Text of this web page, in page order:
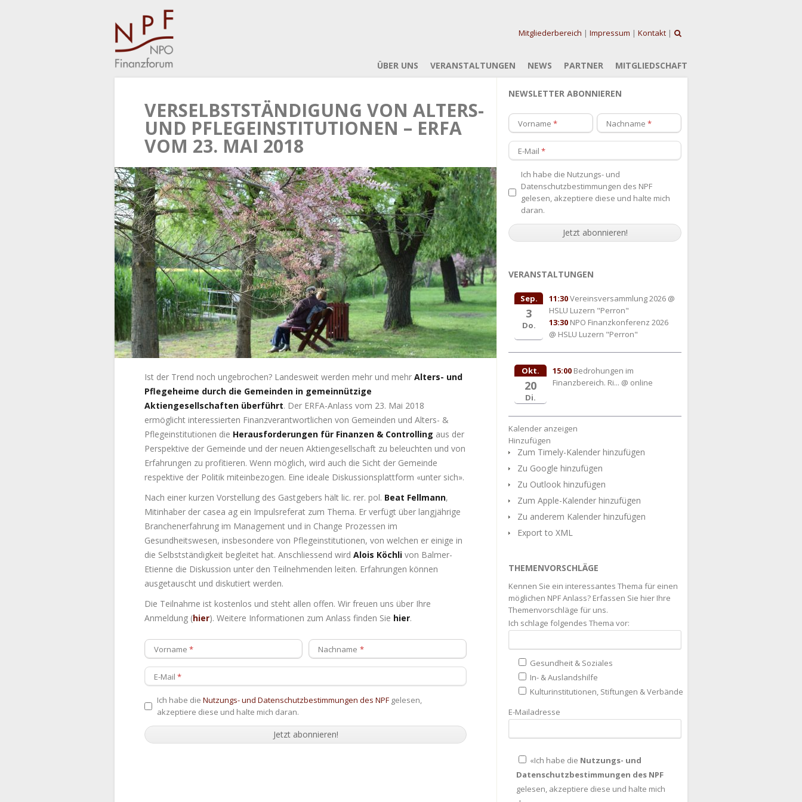
Mitgliederbereich | Impressum | Kontakt |
ÜBER UNS VERANSTALTUNGEN NEWS PARTNER MITGLIEDSCHAFT
VERSELBSTSTÄNDIGUNG VON ALTERS-
UND PFLEGEINSTITUTIONEN – ERFA
VOM 23. MAI 2018
Ist der Trend noch ungebrochen? Landesweit werden mehr und mehr Alters- und
Pflegeheime durch die Gemeinden in gemeinnützige
Aktiengesellschaften überführt. Der ERFA-Anlass vom 23. Mai 2018
ermöglicht interessierten Finanzverantwortlichen von Gemeinden und Alters- &
Pflegeinstitutionen die Herausforderungen für Finanzen & Controlling aus der
Perspektive der Gemeinde und der neuen Aktiengesellschaft zu beleuchten und von
Erfahrungen zu profitieren. Wenn möglich, wird auch die Sicht der Gemeinde
respektive der Politik miteinbezogen. Eine ideale Diskussionsplattform «unter sich».
Nach einer kurzen Vorstellung des Gastgebers hält lic. rer. pol. Beat Fellmann,
Mitinhaber der casea ag ein Impulsreferat zum Thema. Er verfügt über langjährige
Branchenerfahrung im Management und in Change Prozessen im
Gesundheitswesen, insbesondere von Pflegeinstitutionen, von welchen er einige in
die Selbstständigkeit begleitet hat. Anschliessend wird Alois Köchli von Balmer-
Etienne die Diskussion unter den Teilnehmenden leiten. Erfahrungen können
ausgetauscht und diskutiert werden.
Die Teilnahme ist kostenlos und steht allen offen. Wir freuen uns über Ihre
Anmeldung (hier). Weitere Informationen zum Anlass finden Sie hier.
Vorname Nachname
E-Mail
Ich habe die Nutzungs- und Datenschutzbestimmungen des NPF gelesen,
akzeptiere diese und halte mich daran.
NEWSLETTER ABONNIEREN
Vorname Nachname
E-Mail
Ich habe die Nutzungs- und
Datenschutzbestimmungen des NPF
gelesen, akzeptiere diese und halte mich
daran.
VERANSTALTUNGEN
Sep.
3
Do.
11:30Vereinsversammlung 2026 @
HSLU Luzern "Perron"
13:30 NPO Finanzkonferenz 2026
@ HSLU Luzern "Perron"
Okt.
20
Di.
15:00 Bedrohungen im
Finanzbereich. Ri... @ online
Kalender anzeigen
Hinzufügen
Zum Timely-Kalender hinzufügen
Zu Google hinzufügen
Zu Outlook hinzufügen
Zum Apple-Kalender hinzufügen
Zu anderem Kalender hinzufügen
Export to XML
THEMENVORSCHLÄGE
Kennen Sie ein interessantes Thema für einen
möglichen NPF Anlass? Erfassen Sie hier Ihre
Themenvorschläge für uns.
Ich schlage folgendes Thema vor:
Gesundheit & Soziales
In- & Auslandshilfe
Kulturinstitutionen, Stiftungen & Verbände
E-Mailadresse
«Ich habe die Nutzungs- und
Datenschutzbestimmungen des NPF
gelesen, akzeptiere diese und halte mich